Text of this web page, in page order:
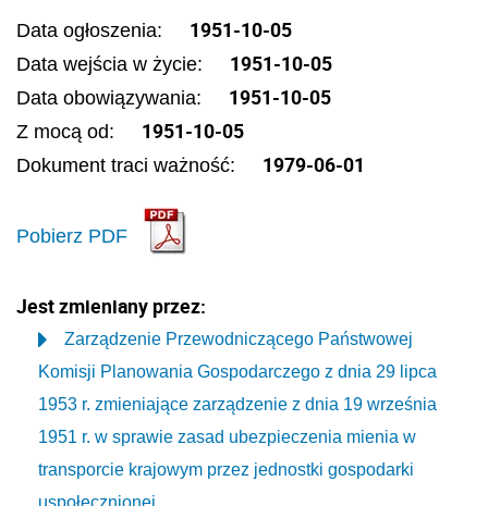
Data ogłoszenia: 1951-10-05
Data wejścia w życie: 1951-10-05
Data obowiązywania: 1951-10-05
Z mocą od: 1951-10-05
Dokument traci ważność: 1979-06-01
Pobierz PDF
Jest zmieniany przez:
Zarządzenie Przewodniczącego Państwowej
Komisji Planowania Gospodarczego z dnia 29 lipca
1953 r. zmieniające zarządzenie z dnia 19 września
1951 r. w sprawie zasad ubezpieczenia mienia w
transporcie krajowym przez jednostki gospodarki
uspołecznionej.